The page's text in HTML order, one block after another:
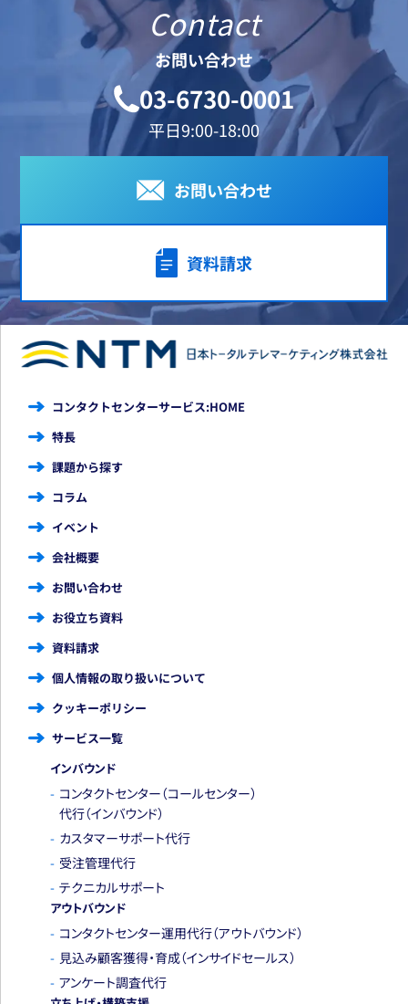
Contact
お問い合わせ
03-6730-0001
平日9:00-18:00
お問い合わせ
資料請求
コンタクトセンターサービス:HOME
特長
課題から探す
コラム
イベント
会社概要
お問い合わせ
お役立ち資料
資料請求
個人情報の取り扱いについて
クッキーポリシー
サービス一覧
インバウンド
コンタクトセンター（コールセンター）
代行（インバウンド）
カスタマーサポート代行
受注管理代行
テクニカルサポート
アウトバウンド
コンタクトセンター運用代行（アウトバウンド）
見込み顧客獲得・育成（インサイドセールス）
アンケート調査代行